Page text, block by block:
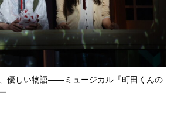
優しい物語――ミュージカル『町田くんの